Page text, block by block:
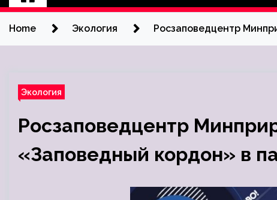
Home Экология Росзаповедцентр
Экология
Росзаповедцентр
«Заповедный кордон» в